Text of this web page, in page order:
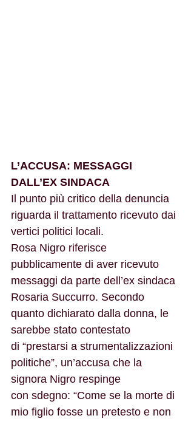
L’ACCUSA: MESSAGGI
DALL’EX SINDACA
Il punto più critico della denuncia
riguarda il trattamento ricevuto dai
vertici politici locali.
Rosa Nigro riferisce
pubblicamente di aver ricevuto
messaggi da parte dell’ex sindaca
Rosaria Succurro. Secondo
quanto dichiarato dalla donna, le
sarebbe stato contestato
di “prestarsi a strumentalizzazioni
politiche”, un’accusa che la
signora Nigro respinge
con sdegno: “Come se la morte di
mio figlio fosse un pretesto e non